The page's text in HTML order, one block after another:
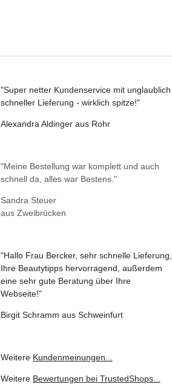
"Super netter Kundenservice mit unglaublich
schneller Lieferung - wirklich spitze!"
Alexandra Aldinger aus Rohr
"Meine Bestellung war komplett und auch
schnell da, alles war Bestens."
Sandra Steuer
aus Zweibrücken
"Hallo Frau Bercker, sehr schnelle Lieferung,
Ihre Beautytipps hervorragend, außerdem
eine sehr gute Beratung über Ihre
Webseite!"
Birgit Schramm aus Schweinfurt
Weitere Kundenmeinungen...
Weitere Bewertungen bei TrustedShops...